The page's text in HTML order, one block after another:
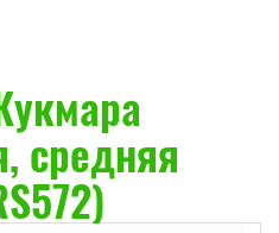
средняя